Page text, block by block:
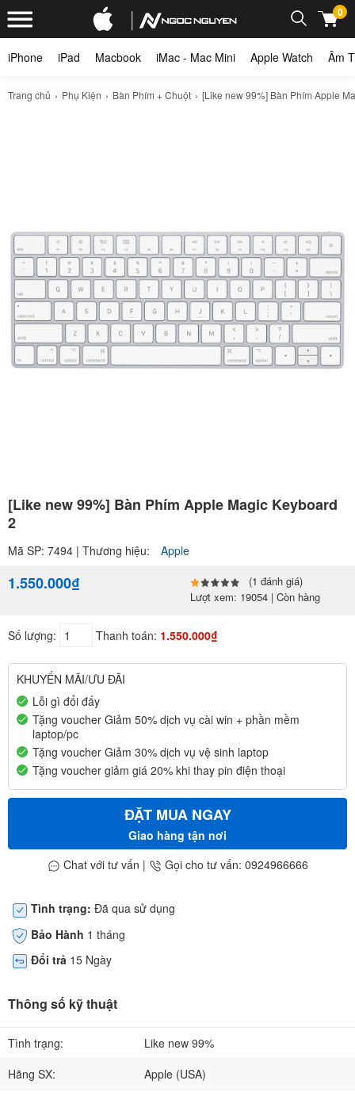
0
iPhone iPad Macbook iMac - Mac Mini Apple Watch Âm
Trang chủ Phụ Kiện Bàn Phím + Chuột [Like new 99%] Bàn Phím Apple
[Like new 99%] Bàn Phím Apple Magic Keyboard
2
Mã SP: 7494 | Thương hiệu: Apple
1.550.000₫
(1 đánh giá)
Lượt xem: 19054 | Còn hàng
Số lượng: Thanh toán: 1.550.000₫
KHUYẾN MÃI/ƯU ĐÃI
Lỗi gì đổi đấy
Tặng voucher Giảm 50% dịch vụ cài win + phần mềm
laptop/pc
Tặng voucher Giảm 30% dịch vụ vệ sinh laptop
Tặng voucher giảm giá 20% khi thay pin điện thoại
ĐẶT MUA NGAY
Giao hàng tận nơi
Chat với tư vấn | Gọi cho tư vấn: 0924966666
Tình trạng: Đã qua sử dụng
Bảo Hành 1 tháng
Đổi trả 15 Ngày
Thông số kỹ thuật
Tình trạng:
Like new 99%
Hãng SX:
Apple (USA)